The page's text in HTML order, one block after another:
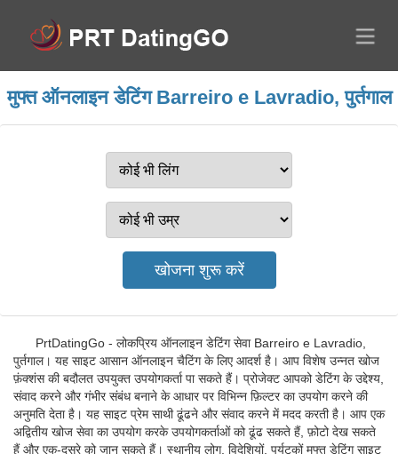
मुफ्त ऑनलाइन डेटिंग Barreiro e Lavradio, पुर्तगाल
PrtDatingGo - लोकप्रिय ऑनलाइन डेटिंग सेवा Barreiro e Lavradio,
पुर्तगाल। यह साइट आसान ऑनलाइन चैटिंग के लिए आदर्श है। आप विशेष उन्नत खोज
फ़ंक्शंस की बदौलत उपयुक्त उपयोगकर्ता पा सकते हैं। प्रोजेक्ट आपको डेटिंग के उद्देश्य,
संवाद करने और गंभीर संबंध बनाने के आधार पर विभिन्न फ़िल्टर का उपयोग करने की
अनुमति देता है। यह साइट प्रेम साथी ढूंढने और संवाद करने में मदद करती है। आप एक
अद्वितीय खोज सेवा का उपयोग करके उपयोगकर्ताओं को ढूंढ सकते हैं, फ़ोटो देख सकते
हैं और एक-दूसरे को जान सकते हैं। स्थानीय लोग, विदेशियों, पर्यटकों मुफ्त डेटिंग साइट